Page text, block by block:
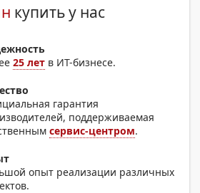
купить у нас
25 лет в ИТ-бизнесе.
гарантия
поддерживаемая
сервис-центром.
опыт реализации различных